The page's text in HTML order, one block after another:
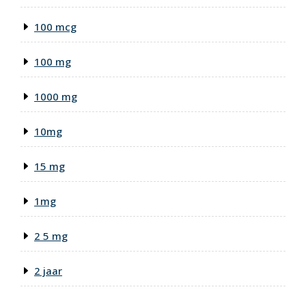
100 mcg
100 mg
1000 mg
10mg
15 mg
1mg
2 5 mg
2 jaar